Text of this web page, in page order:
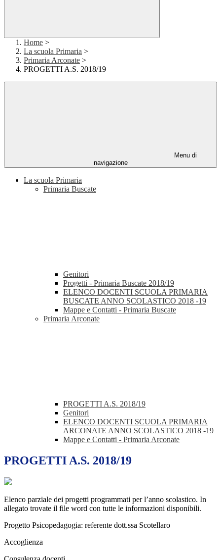
Home >
La scuola Primaria >
Primaria Arconate >
PROGETTI A.S. 2018/19
Menu di
navigazione
La scuola Primaria
Primaria Buscate
Genitori
Progetti - Primaria Buscate 2018/19
ELENCO DOCENTI SCUOLA PRIMARIA
BUSCATE ANNO SCOLASTICO 2018 -19
Mappe e Contatti - Primaria Buscate
Primaria Arconate
PROGETTI A.S. 2018/19
Genitori
ELENCO DOCENTI SCUOLA PRIMARIA
ARCONATE ANNO SCOLASTICO 2018 -19
Mappe e Contatti - Primaria Arconate
PROGETTI A.S. 2018/19
Elenco parziale dei progetti programmati per l’anno scolastico. In
allegato trovate il file word con tutte le informazioni disponibili.
Progetto Psicopedagogia: referente dott.ssa Scotellaro
Accoglienza